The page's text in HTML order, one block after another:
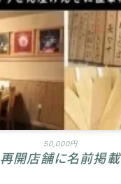
50,000円
再開店舗に名前掲載